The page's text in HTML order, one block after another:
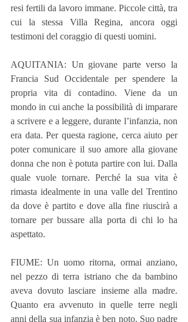
resi fertili da lavoro immane. Piccole città, tra
cui la stessa Villa Regina, ancora oggi
testimoni del coraggio di questi uomini.
AQUITANIA: Un giovane parte verso la
Francia Sud Occidentale per spendere la
propria vita di contadino. Viene da un
mondo in cui anche la possibilità di imparare
a scrivere e a leggere, durante l’infanzia, non
era data. Per questa ragione, cerca aiuto per
poter comunicare il suo amore alla giovane
donna che non è potuta partire con lui. Dalla
quale vuole tornare. Perché la sua vita è
rimasta idealmente in una valle del Trentino
da dove è partito e dove alla fine riuscirà a
tornare per bussare alla porta di chi lo ha
aspettato.
FIUME: Un uomo ritorna, ormai anziano,
nel pezzo di terra istriano che da bambino
aveva dovuto lasciare insieme alla madre.
Quanto era avvenuto in quelle terre negli
anni della sua infanzia è ben noto. Suo padre